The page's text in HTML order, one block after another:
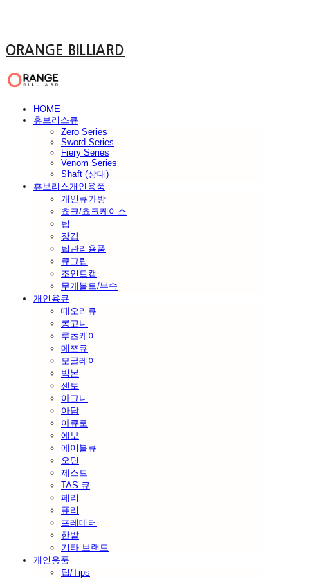
ORANGE BILLIARD
HOME
휴브리스큐
Zero Series
Sword Series
Fiery Series
Venom Series
Shaft (상대)
휴브리스개인용품
개인큐가방
쵸크/쵸크케이스
팁
장갑
팁관리용품
큐그립
조인트캡
무게볼트/부속
개인용큐
떼오리큐
롱고니
루츠케이
메쯔큐
모글레이
빅본
센토
아그니
아담
아큐로
에보
에이블큐
오딘
제스트
TAS 큐
페리
퓨리
프레데터
한밭
기타 브랜드
개인용품
팁/Tips